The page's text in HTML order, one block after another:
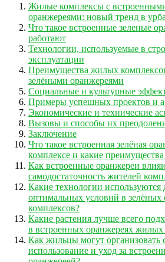
Жилые комплексы с
оранжереями: новый тренд в
Что такое встроенные зеленые
работают
Технологии, используемые в
эксплуатации
Преимущества жилых
зелёными оранжереями
Социальные и культурные
Примеры успешных проектов и
Экономические и технические
Вызовы и способы их
Заключение
Что такое встроенная зелёная
комплексе и какие преимущества
Как встроенные оранжереи
самодостаточность жителей
Какие технологии используются
оптимальных условий в
комплексов?
Какие растения лучше всего
в встроенных оранжереях жилых
Как жильцы могут организовать
использование и уход за